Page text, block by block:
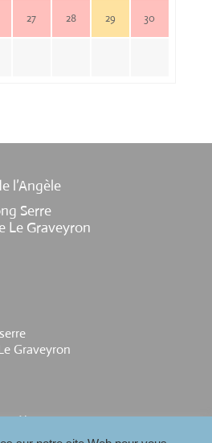
27 28 29 30
l’Angèle
Serre
Le Graveyron
Graveyron